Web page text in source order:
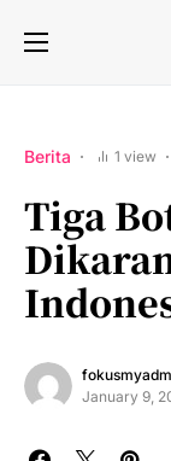
Berita 1 view
Tiga
January 9,